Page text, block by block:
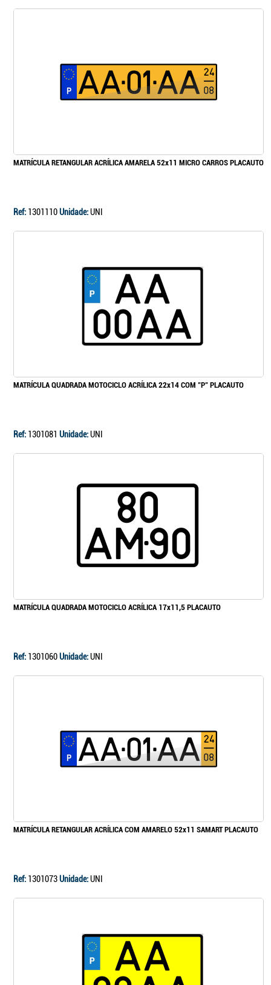
MATRÍCULA RETANGULAR ACRÍLICA AMARELA 52x11 MICRO CARROS PLACAUTO
Ref: 1301110Unidade:UNI
MATRÍCULA QUADRADA MOTOCICLO ACRÍLICA 22x14 COM "P" PLACAUTO
Ref: 1301081 Unidade:UNI
MATRÍCULA QUADRADA MOTOCICLO ACRÍLICA 17x11,5 PLACAUTO
Ref: 1301060Unidade:UNI
MATRÍCULA RETANGULAR ACRÍLICA COM AMARELO 52x11 SAMART PLACAUTO
Ref: 1301073Unidade:UNI
Continuar a comprar